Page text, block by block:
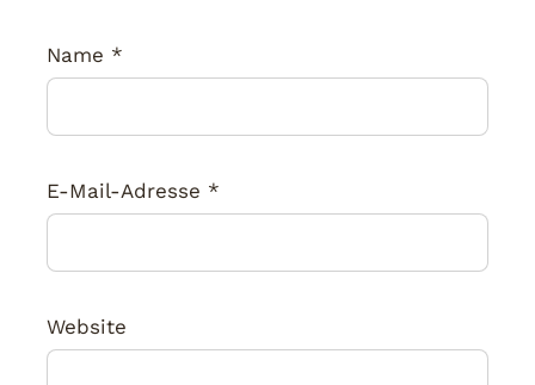
Name *
E-Mail-Adresse *
Website